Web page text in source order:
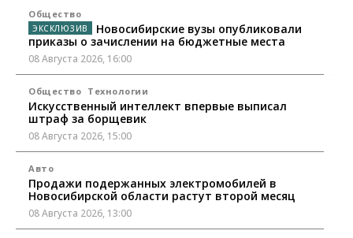
Общество
Новосибирские вузы опубликовали
приказы о зачислении на бюджетные места
08 Августа 2026, 16:00
Общество Технологии
Искусственный интеллект впервые выписал
штраф за борщевик
08 Августа 2026, 15:00
Авто
Продажи подержанных электромобилей в
Новосибирской области растут второй месяц
08 Августа 2026, 13:00